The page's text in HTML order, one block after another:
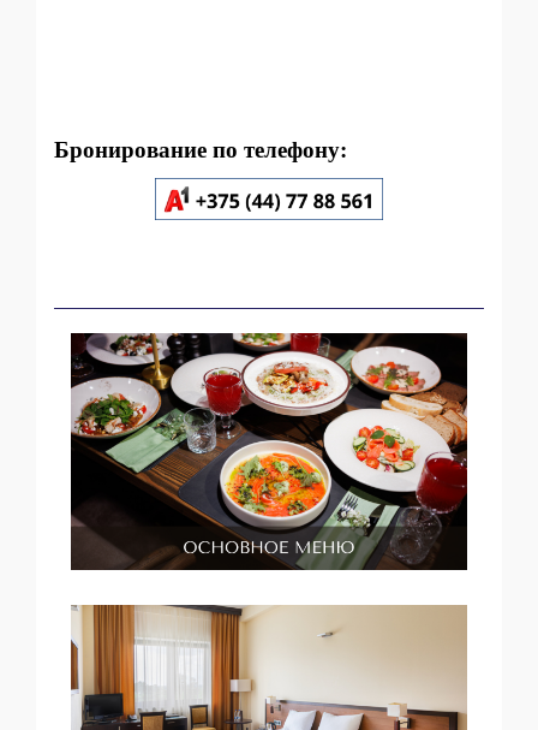
Бронирование по телефону: